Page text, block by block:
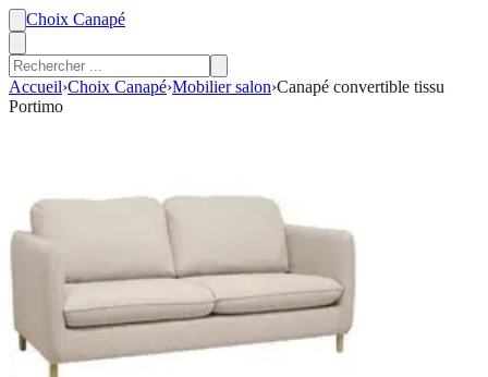
Choix Canapé
Accueil›Choix Canapé›Mobilier salon›Canapé convertible tissu
Portimo